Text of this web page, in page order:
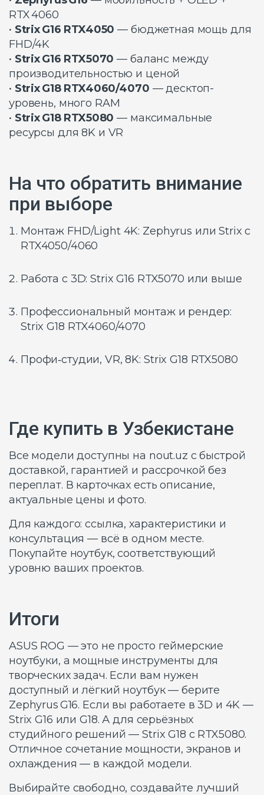
RTX 4060
• Strix G16 RTX4050 — бюджетная мощь для
FHD/4K
• Strix G16 RTX5070 — баланс между
производительностью и ценой
• Strix G18 RTX4060/4070 — десктоп-
уровень, много RAM
• Strix G18 RTX5080 — максимальные
ресурсы для 8K и VR
На что обратить внимание
при выборе
Монтаж FHD/Light 4K: Zephyrus или Strix с
RTX4050/4060
Работа с 3D: Strix G16 RTX5070 или выше
Профессиональный монтаж и рендер:
Strix G18 RTX4060/4070
Профи‑студии, VR, 8K: Strix G18 RTX5080
Где купить в Узбекистане
Все модели доступны на nout.uz с быстрой
доставкой, гарантией и рассрочкой без
переплат. В карточках есть описание,
актуальные цены и фото.
Для каждого: ссылка, характеристики и
консультация — всё в одном месте.
Покупайте ноутбук, соответствующий
уровню ваших проектов.
Итоги
ASUS ROG — это не просто геймерские
ноутбуки, а мощные инструменты для
творческих задач. Если вам нужен
доступный и лёгкий ноутбук — берите
Zephyrus G16. Если вы работаете в 3D и 4K —
Strix G16 или G18. А для серьёзных
студийного решений — Strix G18 с RTX5080.
Отличное сочетание мощности, экранов и
охлаждения — в каждой модели.
Выбирайте свободно, создавайте лучший